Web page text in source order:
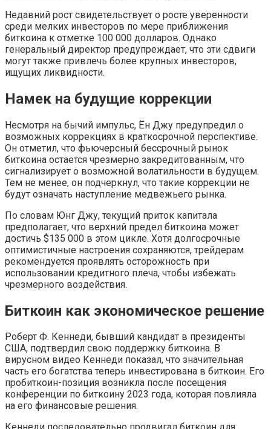
Недавний рост свидетельствует о росте уверенности
среди мелких инвесторов по мере приближения
биткоина к отметке 100 000 долларов. Однако
генеральный директор предупреждает, что эти сдвиги
могут также привлечь более крупных инвесторов,
ищущих ликвидности.
Намек на будущие коррекции
Несмотря на бычий импульс, Ён Джу предупредил о
возможных коррекциях в краткосрочной перспективе.
Он отметил, что фьючерсный бессрочный рынок
биткоина остается чрезмерно закредитованным, что
сигнализирует о возможной волатильности в будущем.
Тем не менее, он подчеркнул, что такие коррекции не
будут означать наступление медвежьего рынка.
По словам Юнг Джу, текущий приток капитала
предполагает, что верхний предел биткоина может
достичь $135 000 в этом цикле. Хотя долгосрочные
оптимистичные настроения сохраняются, трейдерам
рекомендуется проявлять осторожность при
использовании кредитного плеча, чтобы избежать
чрезмерного воздействия.
Биткоин как экономическое решение
Роберт Ф. Кеннеди, бывший кандидат в президенты
США, подтвердил свою поддержку биткоина. В
вирусном видео Кеннеди показал, что значительная
часть его богатства теперь инвестирована в биткоин. Его
пробиткоин-позиция возникла после посещения
конференции по биткоину 2023 года, которая повлияла
на его финансовые решения.